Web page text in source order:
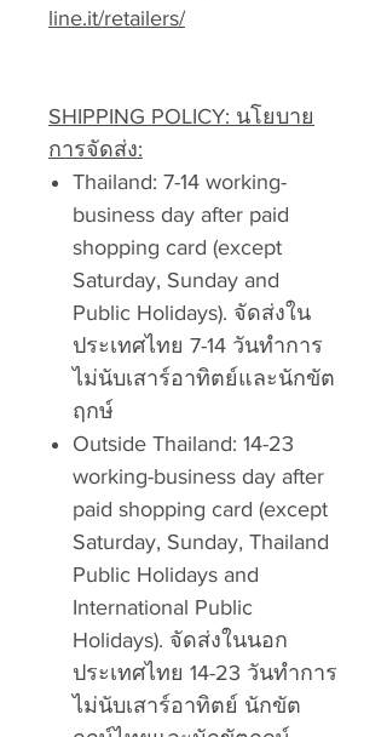
line.it/retailers/
SHIPPING POLICY: นโยบาย
การจัดส่ง:
Thailand: 7-14 working-
business day after paid
shopping card (except
Saturday, Sunday and
Public Holidays). จัดส่งใน
ประเทศไทย 7-14 วันทำการ
ไม่นับเสาร์อาทิตย์และนักขัต
ฤกษ์
Outside Thailand: 14-23
working-business day after
paid shopping card (except
Saturday, Sunday, Thailand
Public Holidays and
International Public
Holidays). จัดส่งในนอก
ประเทศไทย 14-23 วันทำการ
ไม่นับเสาร์อาทิตย์ นักขัต